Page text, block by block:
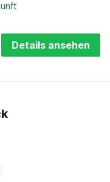
Details ansehen